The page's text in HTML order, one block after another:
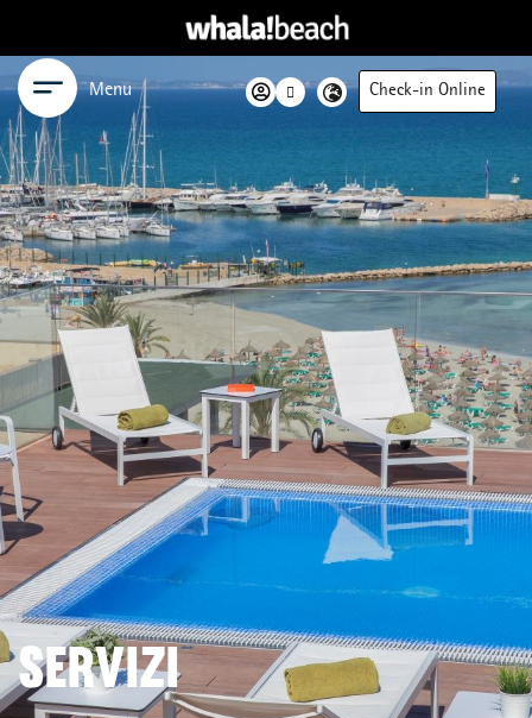
Menu Check-in Online
SERVIZI